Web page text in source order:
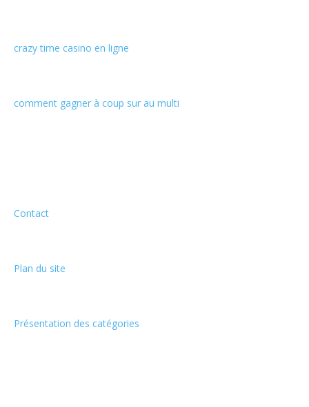
crazy time casino en ligne
comment gagner à coup sur au multi
Contact
Plan du site
Présentation des catégories